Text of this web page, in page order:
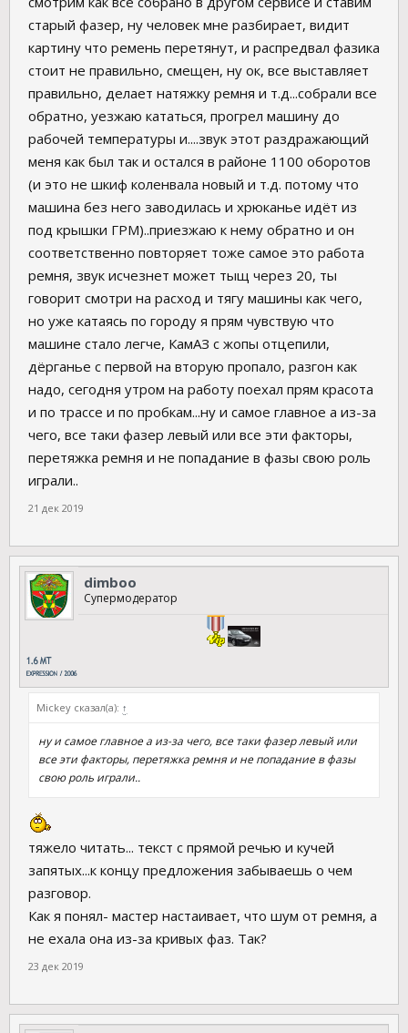
старый фазер, ну человек мне разбирает, видит
картину что ремень перетянут, и распредвал фазика
стоит не правильно, смещен, ну ок, все выставляет
правильно, делает натяжку ремня и т.д...собрали все
обратно, уезжаю кататься, прогрел машину до
рабочей температуры и....звук этот раздражающий
меня как был так и остался в районе 1100 оборотов
(и это не шкиф коленвала новый и т.д. потому что
машина без него заводилась и хрюканье идёт из
под крышки ГРМ)..приезжаю к нему обратно и он
соответственно повторяет тоже самое это работа
ремня, звук исчезнет может тыщ через 20, ты
говорит смотри на расход и тягу машины как чего,
но уже катаясь по городу я прям чувствую что
машине стало легче, КамАЗ с жопы отцепили,
дёрганье с первой на вторую пропало, разгон как
надо, сегодня утром на работу поехал прям красота
и по трассе и по пробкам...ну и самое главное а из-за
чего, все таки фазер левый или все эти факторы,
перетяжка ремня и не попадание в фазы свою роль
играли..
21 дек 2019
dimboo
Супермодератор
Mickey сказал(а): ↑
ну и самое главное а из-за чего, все таки фазер левый или
все эти факторы, перетяжка ремня и не попадание в фазы
свою роль играли..
тяжело читать... текст с прямой речью и кучей
запятых...к концу предложения забываешь о чем
разговор.
Как я понял- мастер настаивает, что шум от ремня, а
не ехала она из-за кривых фаз. Так?
23 дек 2019